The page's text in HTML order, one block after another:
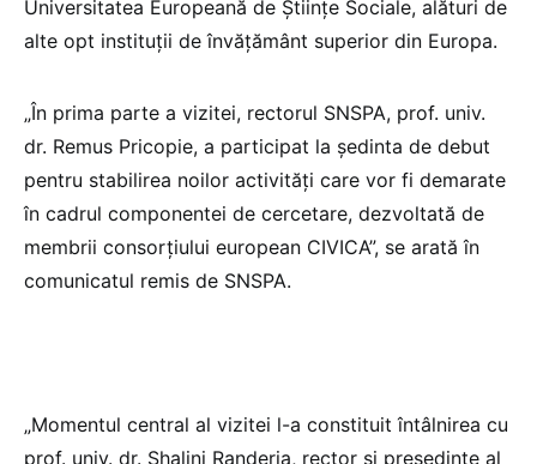
Universitatea Europeană de Științe Sociale, alături de
alte opt instituții de învățământ superior din Europa.
„În prima parte a vizitei, rectorul SNSPA, prof. univ.
dr. Remus Pricopie, a participat la ședinta de debut
pentru stabilirea noilor activități care vor fi demarate
în cadrul componentei de cercetare, dezvoltată de
membrii consorțiului european CIVICA”, se arată în
comunicatul remis de SNSPA.
„Momentul central al vizitei l-a constituit întâlnirea cu
prof. univ. dr. Shalini Randeria, rector și președinte al